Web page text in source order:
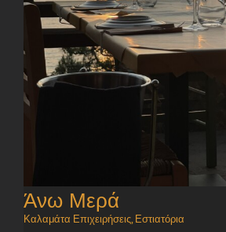
Άνω Μερά
Καλαμάτα Επιχειρήσεις, Εστιατόρια